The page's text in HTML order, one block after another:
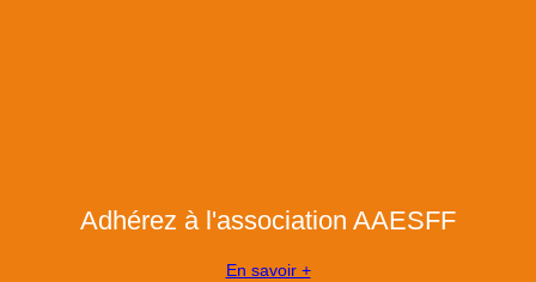
Adhérez à l'association AAESFF
En savoir +